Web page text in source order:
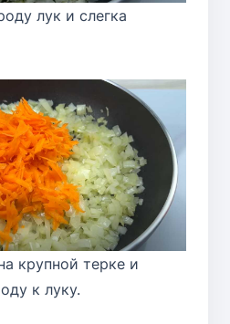
лук и слегка
крупной терке и
к луку.